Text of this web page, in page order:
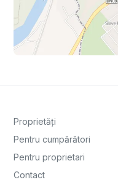
Proprietăți
Pentru cumpărători
Pentru proprietari
Contact